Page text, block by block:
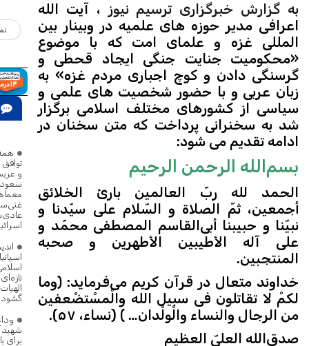
به گزارش خبرگزاری ترسیم نیوز ، آیت الله
اعرافی مدیر حوزه های علمیه در وبینار بین
المللی غزه و علمای امت که با موضوع
«محکومیت جنایت جنگی ایجاد قحطی و
گرسنگی دادن و کوچ اجباری مردم غزه» به
زبان عربی و با حضور شخصیت های علمی و
سیاسی از کشورهای مختلف اسلامی برگزار
شد به سخنرانی پرداخت که متن سخنان در
ادامه تقدیم می شود:
بسم‌الله الرحمن الرحیم
الحمد لله ربّ العالمین بارئ الخلائق
أجمعین، ثمّ الصلاة و السّلام علی سیّدنا و
نبیّنا و حبیبنا أبی‌القاسم المصطفی محمّد و
علی آله الأطیبین الأطهرین و صحبه
المنتجبین.
خداوند متعال در قرآن کریم می‌فرماید: ﴿وما
لکمْ لا تقاتلون فی سبیل الله والْمسْتضْعفین
من الرجال والنساء والْولْدان… ﴾ (نساء، ۵۷).
صدق‌الله العلیّ العظیم
توافق
و
گشود
شهید
برای